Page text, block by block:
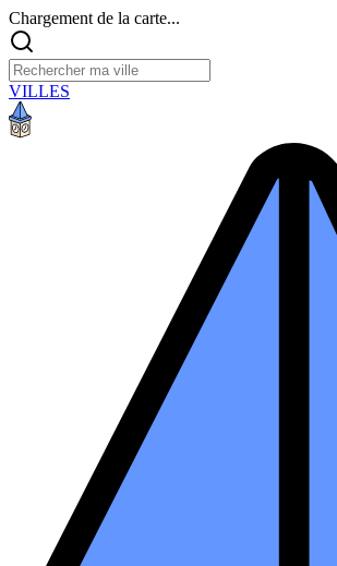
Chargement de la carte...
VILLES